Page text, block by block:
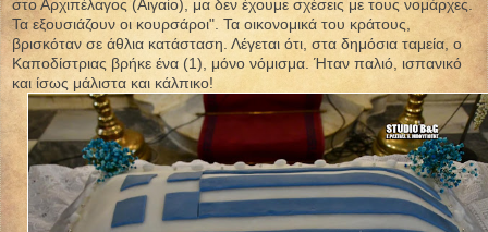
στο Αρχιπέλαγος (Αιγαίο), μα δεν έχουμε σχέσεις με τους νομάρχες.
Τα εξουσιάζουν οι κουρσάροι". Τα οικονομικά του κράτους,
βρισκόταν σε άθλια κατάσταση. Λέγεται ότι, στα δημόσια ταμεία, ο
Καποδίστριας βρήκε ένα (1), μόνο νόμισμα. Ήταν παλιό, ισπανικό
και ίσως μάλιστα και κάλπικο!